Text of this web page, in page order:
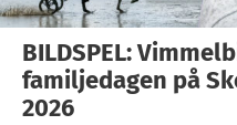
BILDSPEL:
familjedagen på
2026